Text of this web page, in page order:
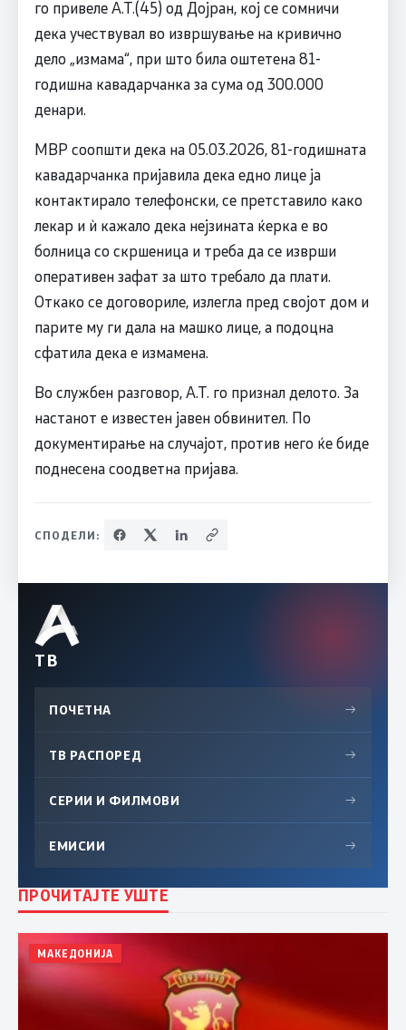
го привеле А.Т.(45) од Дојран, кој се сомничи
дека учествувал во извршување на кривично
дело „измама“, при што била оштетена 81-
годишна кавадарчанка за сума од 300.000
денари.
МВР соопшти дека на 05.03.2026, 81-годишната
кавадарчанка пријавила дека едно лице ја
контактирало телефонски, се претставило како
лекар и ѝ кажало дека нејзината ќерка е во
болница со скршеница и треба да се изврши
оперативен зафат за што требало да плати.
Откако се договориле, излегла пред својот дом и
парите му ги дала на машко лице, а подоцна
сфатила дека е измамена.
Во службен разговор, А.Т. го признал делото. За
настанот е известен јавен обвинител. По
документирање на случајот, против него ќе биде
поднесена соодветна пријава.
СПОДЕЛИ:
ТВ
ПОЧЕТНА →
ТВ РАСПОРЕД →
СЕРИИ И ФИЛМОВИ →
ЕМИСИИ →
ПРОЧИТАЈТЕ УШТЕ
МАКЕДОНИЈА